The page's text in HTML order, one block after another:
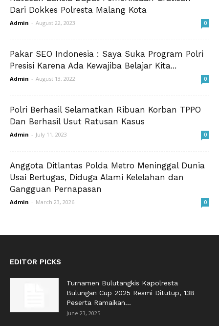
Dari Dokkes Polresta Malang Kota
Admin - August 22, 2023 0
Pakar SEO Indonesia : Saya Suka Program Polri
Presisi Karena Ada Kewajiba Belajar Kita...
Admin - August 13, 2022 0
Polri Berhasil Selamatkan Ribuan Korban TPPO
Dan Berhasil Usut Ratusan Kasus
Admin - July 11, 2023 0
Anggota Ditlantas Polda Metro Meninggal Dunia
Usai Bertugas, Diduga Alami Kelelahan dan
Gangguan Pernapasan
Admin - March 23, 2026 0
EDITOR PICKS
Turnamen Bulutangkis Kapolresta
Bulungan Cup 2025 Resmi Ditutup, 138
Peserta Ramaikan...
June 23, 2025